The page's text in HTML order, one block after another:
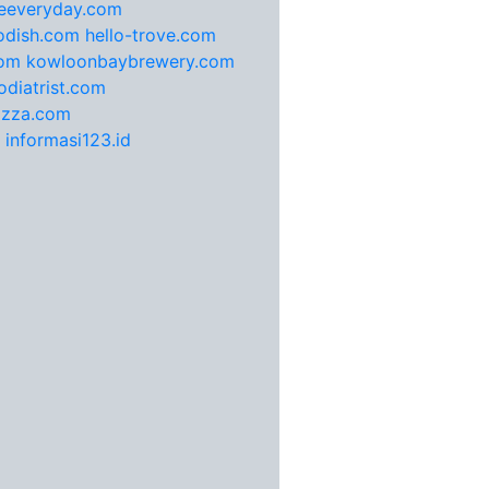
hello-trove.com
kowloonbaybrewery.com
informasi123.id